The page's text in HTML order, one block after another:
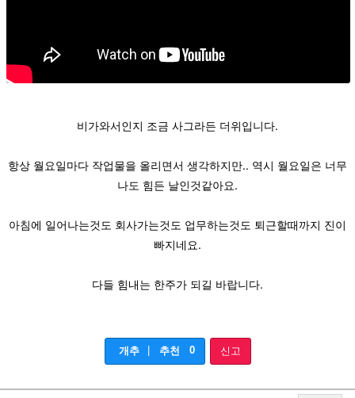
비가와서인지 조금 사그라든 더위입니다.
항상 월요일마다 작업물을 올리면서 생각하지만.. 역시 월요일은 너무
나도 힘든 날인것같아요.
아침에 일어나는것도 회사가는것도 업무하는것도 퇴근할때까지 진이
빠지네요.
다들 힘내는 한주가 되길 바랍니다.
개추 추천 0 신고